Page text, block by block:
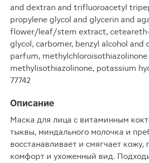
and dextran and trifluoroacetyl
propylene glycol and glycerin and
flower/leaf/stem extract,
glycol, carbomer, benzyl alcohol and
parfum,
methylisothiazolinone, potassium
77742
Описание
Маска для лица с витаминным
тыквы, миндального молочка и
восстанавливает и смягчает кожу,
комфорт и ухоженный вид.